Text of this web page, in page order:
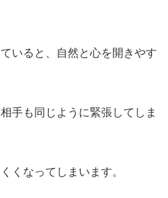
いると、自然と心を開きやす
手も同じように緊張してしま
くなってしまいます。